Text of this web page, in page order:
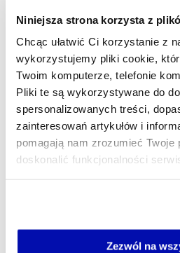
Niniejsza strona korzysta z
Chcąc ułatwić Ci korzystanie z
wykorzystujemy pliki cookie,
Twoim komputerze, telefonie
Pliki te są wykorzystywane do
spersonalizowanych treści,
zainteresowań artykułów i
pomagają nam zrozumieć Twoje
doskonalić funkcjonalności
Jeżeli nie wyrażasz zgody na
możesz łatwo zarządzać swoimi
Zezwól na
pogłębionej analizy i
są góry, fascynuje
wyobrażam sobie
Wierzę w słowo -